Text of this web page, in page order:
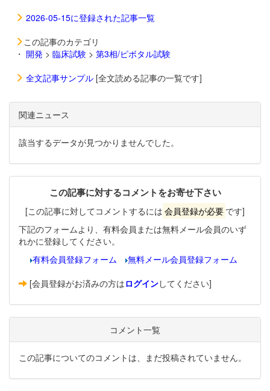
2026-05-15に登録された記事一覧
この記事のカテゴリ
・ 開発 > 臨床試験 > 第3相/ピボタル試験
全文記事サンプル [全文読める記事の一覧です]
関連ニュース
該当するデータが見つかりませんでした。
この記事に対するコメントをお寄せ下さい
[この記事に対してコメントするには 会員登録が必要 です]
下記のフォームより、有料会員または無料メール会員のいず
れかに登録してください。
有料会員登録フォーム
無料メール会員登録フォーム
[会員登録がお済みの方はログインしてください]
コメント一覧
この記事についてのコメントは、まだ投稿されていません。